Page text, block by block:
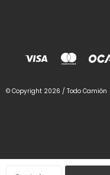
© Copyright 2026 / Todo Camión